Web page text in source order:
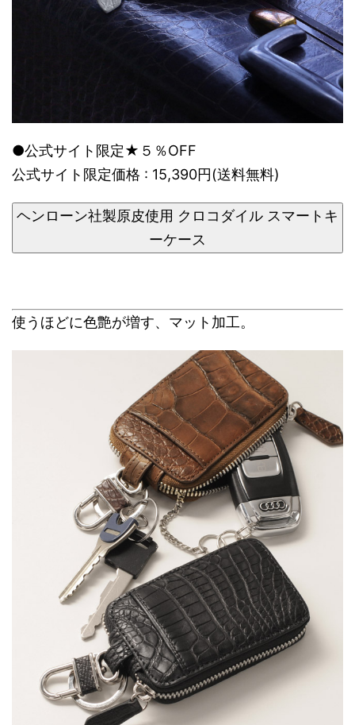
●公式サイト限定★５％OFF
公式サイト限定価格 : 15,390円(送料無料)
ヘンローン社製原皮使用 クロコダイル スマートキ
ーケース
使うほどに色艶が増す、マット加工。